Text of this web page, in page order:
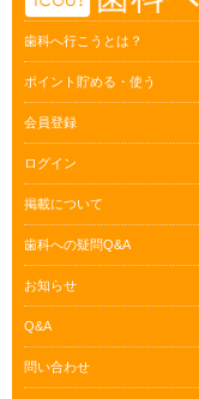
歯科へ行こうとは？
ポイント貯める・使う
会員登録
ログイン
掲載について
歯科への疑問Q&A
お知らせ
Q&A
問い合わせ